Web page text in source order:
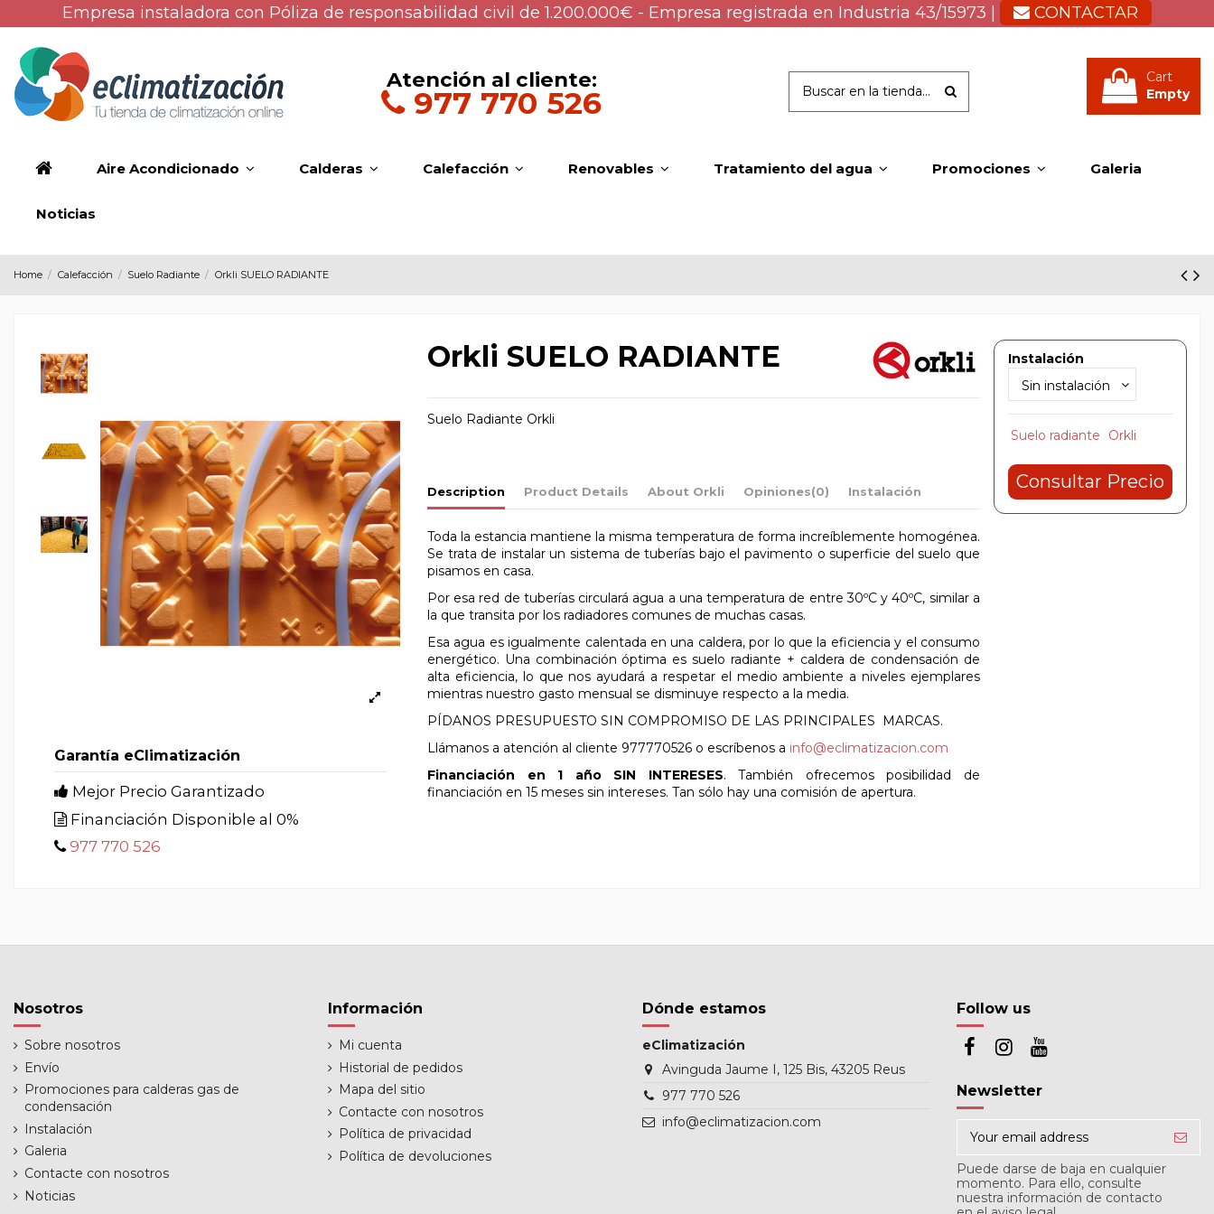
Empresa instaladora con Póliza de responsabilidad civil de 1.200.000€ - Empresa registrada en Industria 43/15973 | CONTACTAR
Atención al cliente:
977 770 526
Cart
Empty
Aire Acondicionado Calderas Calefacción Renovables Tratamiento del agua Promociones Galeria
Noticias
Home Calefacción Suelo Radiante Orkli SUELO RADIANTE
Garantía eClimatización
Mejor Precio Garantizado
Financiación Disponible al 0%
977 770 526
Orkli SUELO RADIANTE
Suelo Radiante Orkli
Description Product Details About Orkli Opiniones(0) Instalación
Toda la estancia mantiene la misma temperatura de forma increíblemente homogénea.
Se trata de instalar un sistema de tuberías bajo el pavimento o superficie del suelo que
pisamos en casa.
Por esa red de tuberías circulará agua a una temperatura de entre 30ºC y 40ºC, similar a
la que transita por los radiadores comunes de muchas casas.
Esa agua es igualmente calentada en una caldera, por lo que la eficiencia y el consumo
energético. Una combinación óptima es suelo radiante + caldera de condensación de
alta eficiencia, lo que nos ayudará a respetar el medio ambiente a niveles ejemplares
mientras nuestro gasto mensual se disminuye respecto a la media.
PÍDANOS PRESUPUESTO SIN COMPROMISO DE LAS PRINCIPALES MARCAS.
Llámanos a atención al cliente 977770526 o escríbenos a info@eclimatizacion.com
Financiación en 1 año SIN INTERESES. También ofrecemos posibilidad de
financiación en 15 meses sin intereses. Tan sólo hay una comisión de apertura.
Instalación
Suelo radiante Orkli
Consultar Precio
Nosotros
Sobre nosotros
Envío
Promociones para calderas gas de
condensación
Instalación
Galeria
Contacte con nosotros
Noticias
Información
Mi cuenta
Historial de pedidos
Mapa del sitio
Contacte con nosotros
Política de privacidad
Política de devoluciones
Dónde estamos
eClimatización
Avinguda Jaume I, 125 Bis, 43205 Reus
977 770 526
info@eclimatizacion.com
Follow us
Newsletter
Puede darse de baja en cualquier
momento. Para ello, consulte
nuestra información de contacto